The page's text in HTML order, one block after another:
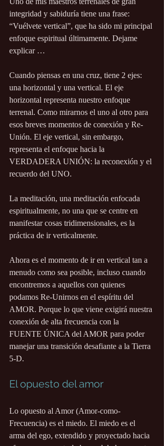
integridad y sabiduría tiene una frase:
“Vuélvete vertical”, que ha sido mi principal
enfoque espiritual últimamente. Dejame
explicar …
Cuando piensas en una cruz, tiene 2 ejes:
una horizontal y una vertical. El eje
horizontal representa nuestro enfoque
terrenal. Como mirarnos el uno al otro para
esos breves momentos de conexión y Re-
Unión. El eje vertical, sin embargo,
representa el enfoque hacia la
VERDADERA UNIÓN: la reconexión y el
recuerdo del UNO.
La meditación, una meditación enfocada
espiritualmente, no una que se centre en
manifestar cosas tridimensionales, es la
práctica de ir verticalmente.
Ahora es el momento de ir en vertical tan a
menudo como sea posible, incluso cuando
encontremos a aquellos con quienes
podamos Re-Unirnos en el espíritu del
AMOR. Porque lo que viene exigirá nuestra
conexión de alta frecuencia con la
FUENTE ÚNICA del AMOR para poder
manejar una transición desafiante a la Tierra
5-D.
El opuesto del amor
Lo opuesto al Amor (Amor-como-
Frecuencia) es el miedo. El miedo es el
arma del ego, extendido y proyectado hacia